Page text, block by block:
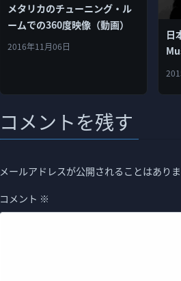
メタリカのチューニング・ル
ームでの360度映像（動画）
2016年11月06日
日
コメントを残す
メールアドレスが公開されることはありま
コメント ※